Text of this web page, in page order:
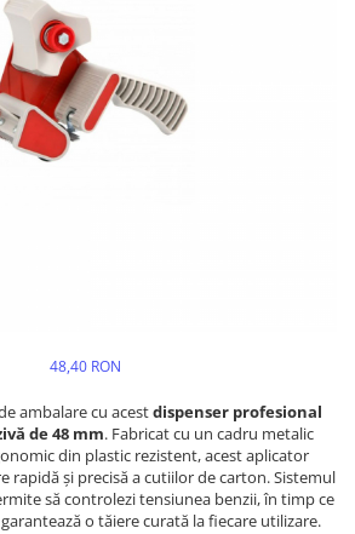
48,40 RON
ambalare cu acestdispenser profesional
de 48 mm. Fabricat cu un cadru metalic
din plastic rezistent, acest aplicator
rapidă și precisă a cutiilor de carton. Sistemul
să controlezi tensiunea benzii, în timp ce
o tăiere curată la fiecare utilizare.